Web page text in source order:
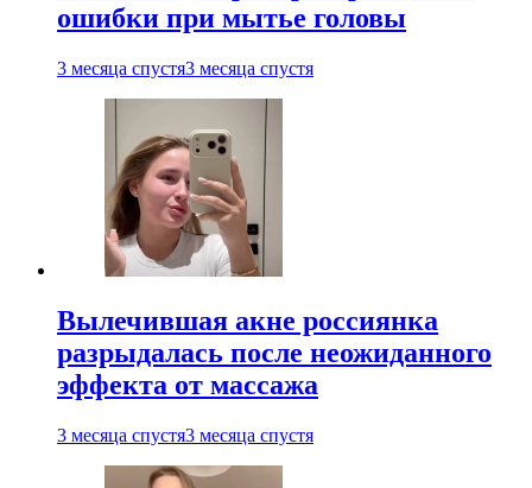
ошибки при мытье головы
3 месяца спустя3 месяца спустя
Вылечившая акне россиянка
разрыдалась после неожиданного
эффекта от массажа
3 месяца спустя3 месяца спустя